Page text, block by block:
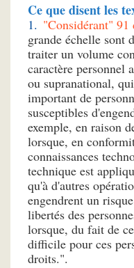
Ce que disent les
"Considérant" 91
grande échelle sont
traiter un volume
caractère personnel
ou supranational,
important de
susceptibles
exemple, en raison
lorsque, en
connaissances
technique est
qu'à d'autres
engendrent un
libertés des
lorsque, du fait de
difficile pour ces
droits.".